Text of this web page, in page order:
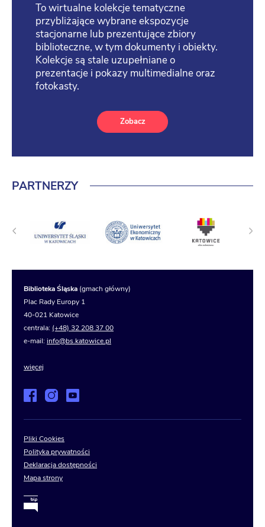
To wirtualne kolekcje tematyczne
przybliżające wybrane ekspozycje
stacjonarne lub prezentujące zbiory
biblioteczne, w tym dokumenty i obiekty.
Kolekcje są stale uzupełniane o
prezentacje i pokazy multimedialne oraz
fotokasty.
Zobacz
PARTNERZY
Biblioteka Śląska (gmach główny)
Plac Rady Europy 1
40-021 Katowice
centrala: (+48) 32 208 37 00
e-mail: info@bs.katowice.pl
więcej
Pliki Cookies
Polityka prywatności
Deklaracja dostępności
Mapa strony